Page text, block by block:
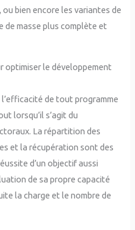
bien encore les variantes de
de masse plus complète et
optimiser le développement
de tout programme
lorsqu’il s’agit du
La répartition des
et la récupération sont des
d’un objectif aussi
de sa propre capacité
la charge et le nombre de